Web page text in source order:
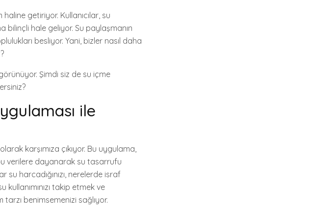
getiriyor. Kullanıcılar, su
bilinçli hale geliyor. Su paylaşmanın
besliyor. Yani, bizler nasıl daha
Şimdi siz de su içme
ile
karşımıza çıkıyor. Bu uygulama,
bu verilere dayanarak su tasarrufu
harcadığınızı, nerelerde israf
kullanımınızı takip etmek ve
tarzı benimsemenizi sağlıyor.